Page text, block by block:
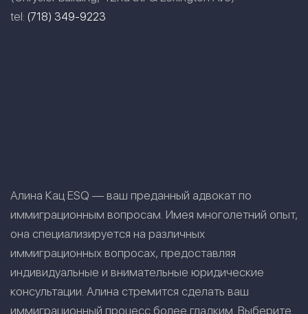
tel: (718) 349-9223
Алина Кац ESQ — ваш преданный адвокат по
иммиграционным вопросам. Имея многолетний опыт,
она специализируется на различных
иммиграционных вопросах, предоставляя
индивидуальные и внимательные юридические
консультации. Алина стремится сделать ваш
иммиграционный процесс более гладким. Выберите